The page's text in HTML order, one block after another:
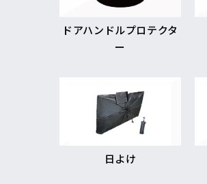
ドアハンドルプロテクタ
ー
日よけ